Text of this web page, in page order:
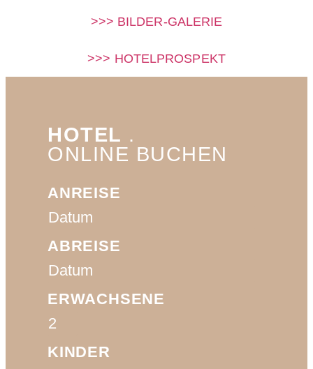
>>> BILDER-GALERIE
>>> HOTELPROSPEKT
HOTEL .
ONLINE BUCHEN
ANREISE
ABREISE
ERWACHSENE
KINDER